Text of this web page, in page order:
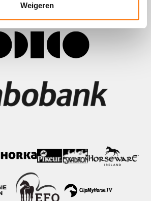
Weigeren